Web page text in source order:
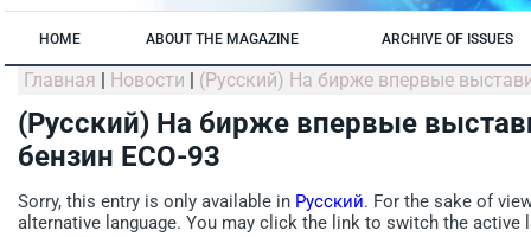
HOME ABOUT THE MAGAZINE ARCHIVE OF ISSUES
Главная | Новости | (Русский) На бирже впервые
(Русский) На бирже впервые
бензин ECO-93
Sorry, this entry is only available in Русский. For the sake of
alternative language. You may click the link to switch the active